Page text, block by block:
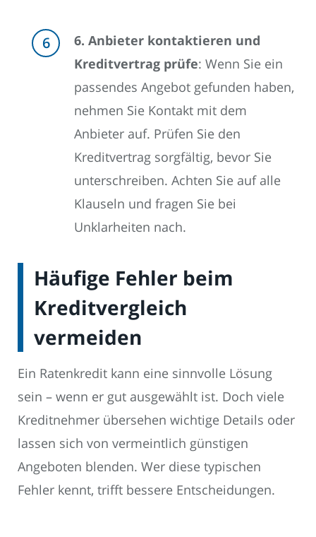
6. Anbieter kontaktieren und
Kreditvertrag prüfe: Wenn Sie ein
passendes Angebot gefunden haben,
nehmen Sie Kontakt mit dem
Anbieter auf. Prüfen Sie den
Kreditvertrag sorgfältig, bevor Sie
unterschreiben. Achten Sie auf alle
Klauseln und fragen Sie bei
Unklarheiten nach.
Häufige Fehler beim
Kreditvergleich
vermeiden
Ein Ratenkredit kann eine sinnvolle Lösung
sein – wenn er gut ausgewählt ist. Doch viele
Kreditnehmer übersehen wichtige Details oder
lassen sich von vermeintlich günstigen
Angeboten blenden. Wer diese typischen
Fehler kennt, trifft bessere Entscheidungen.